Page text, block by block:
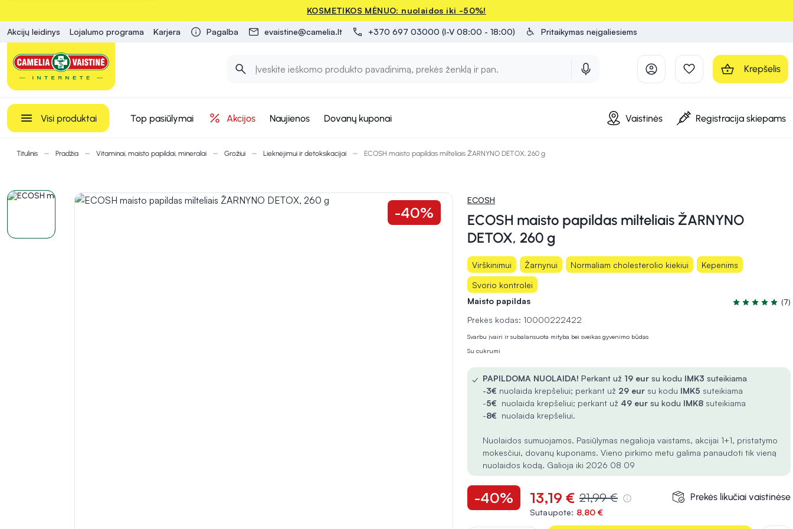
KOSMETIKOS MĖNUO: nuolaidos iki -50%!
Akcijų leidinys Lojalumo programa Karjera Pagalba evaistine@camelia.lt +370 697 03000 (I-V 08:00 - 18:00) Pritaikymas neįgaliesiems
Krepšelis
Visi produktai Top pasiūlymai Akcijos Naujienos Dovanų kuponai Vaistinės Registracija skiepams
Titulinis Pradžia Vitaminai, maisto papildai, mineralai Grožiui Lieknėjimui ir detoksikacijai ECOSH maisto papildas milteliais ŽARNYNO DETOX, 260 g
-40%
ECOSH
ECOSH maisto papildas milteliais ŽARNYNO
DETOX, 260 g
Virškinimui Žarnynui Normaliam cholesterolio kiekiui
Kepenims
Svorio kontrolei
Maisto papildas
Įvertinimas
(7)
Prekės kodas: 10000222422
Svarbu įvairi ir subalansuota mityba bei sveikas gyvenimo būdas
Su cukrumi
✓ PAPILDOMA NUOLAIDA! Perkant už 19 eur su kodu IMK3 suteikiama
-3€ nuolaida krepšeliui; perkant už 29 eur su kodu IMK5 suteikiama
-5€ nuolaida krepšeliui; perkant už 49 eur su kodu IMK8 suteikiama
-8€ nuolaida krepšeliui.
Nuolaidos sumuojamos. Pasiūlymas negalioja vaistams, akcijai 1+1, pristatymo
mokesčiui, dovanų kuponams. Vieno pirkimo metu galima panaudoti tik vieną
nuolaidos kodą. Galioja iki 2026 08 09
-40% 13,19 € 21,99 €
Sutaupote: 8,80 €
Prekės likučiai vaistinėse